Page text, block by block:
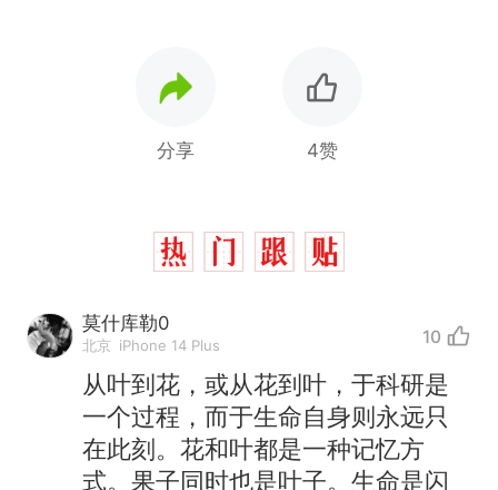
分享 4赞
莫什库勒0
北京 iPhone 14 Plus 10
从叶到花，或从花到叶，于科研是
一个过程，而于生命自身则永远只
在此刻。花和叶都是一种记忆方
式。果子同时也是叶子。生命是闪
热
那个在床头放菜刀的女孩，
因老师一句“跟我回家”改写了
人生
新 搬家报价570元，搬到楼下
交5060元才肯搬上楼！女子傻